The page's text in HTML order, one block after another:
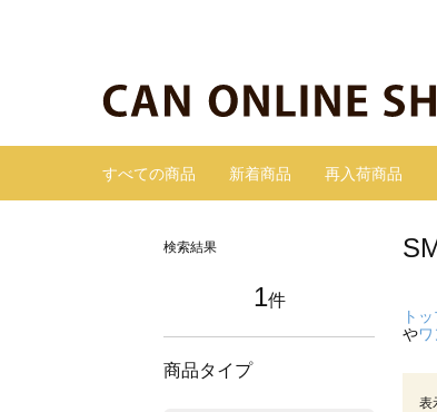
すべての商品 新着商品 再入荷商品
検索結果
1件
商品タイプ
ト
や
表